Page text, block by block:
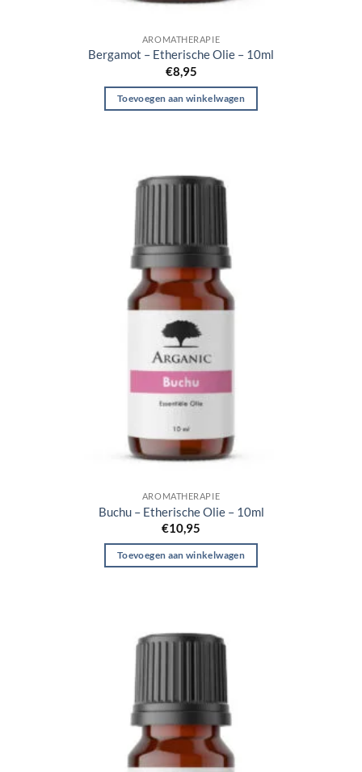
AROMATHERAPIE
Bergamot – Etherische Olie – 10ml
€8,95
Toevoegen aan winkelwagen
AROMATHERAPIE
Buchu – Etherische Olie – 10ml
€10,95
Toevoegen aan winkelwagen